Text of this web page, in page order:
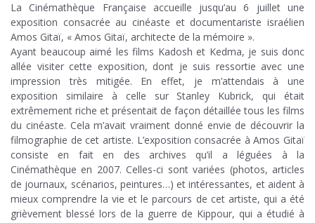
La Cinémathèque Française accueille jusqu’au 6 juillet une
exposition consacrée au cinéaste et documentariste israélien
Amos Gitaï, « Amos Gitaï, architecte de la mémoire ».
Ayant beaucoup aimé les films Kadosh et Kedma, je suis donc
allée visiter cette exposition, dont je suis ressortie avec une
impression très mitigée. En effet, je m’attendais à une
exposition similaire à celle sur Stanley Kubrick, qui était
extrêmement riche et présentait de façon détaillée tous les films
du cinéaste. Cela m’avait vraiment donné envie de découvrir la
filmographie de cet artiste. L’exposition consacrée à Amos Gitaï
consiste en fait en des archives qu’il a léguées à la
Cinémathèque en 2007. Celles-ci sont variées (photos, articles
de journaux, scénarios, peintures…) et intéressantes, et aident à
mieux comprendre la vie et le parcours de cet artiste, qui a été
grièvement blessé lors de la guerre de Kippour, qui a étudié à